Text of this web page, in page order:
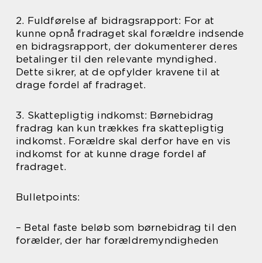
2. Fuldførelse af bidragsrapport: For at
kunne opnå fradraget skal forældre indsende
en bidragsrapport, der dokumenterer deres
betalinger til den relevante myndighed.
Dette sikrer, at de opfylder kravene til at
drage fordel af fradraget.
3. Skattepligtig indkomst: Børnebidrag
fradrag kan kun trækkes fra skattepligtig
indkomst. Forældre skal derfor have en vis
indkomst for at kunne drage fordel af
fradraget.
Bulletpoints:
– Betal faste beløb som børnebidrag til den
forælder, der har forældremyndigheden